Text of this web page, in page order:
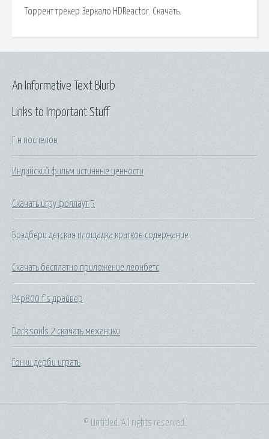
Торрент трекер Зеркало HDReactor. Скачать.
Links to Important Stuff
Г н поспелов
Индийский фильм истинные ценности
Скачать игру фоллаут 5
Брэдбери детская площадка краткое содержание
Скачать бесплатно приложение леонбетс
P4p800 f s драйвер
Dark souls 2 скачать механики
Гонки дерби играть
An Informative Text Blurb
© Untitled. All rights reserved.